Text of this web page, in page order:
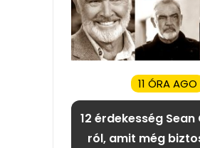
11 ÓRA AGO
12 érdekesség
ról, amit még